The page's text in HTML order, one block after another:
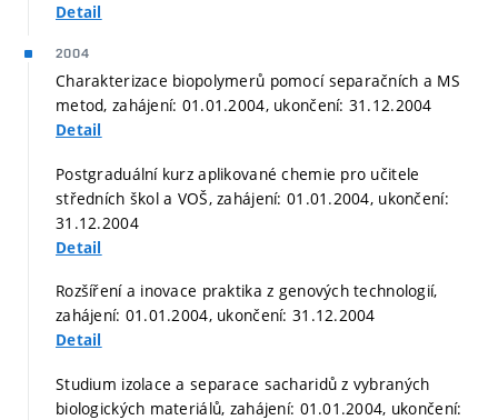
Detail
2004
Charakterizace biopolymerů pomocí separačních a MS
metod, zahájení: 01.01.2004, ukončení: 31.12.2004
Detail
Postgraduální kurz aplikované chemie pro učitele
středních škol a VOŠ, zahájení: 01.01.2004, ukončení:
31.12.2004
Detail
Rozšíření a inovace praktika z genových technologií,
zahájení: 01.01.2004, ukončení: 31.12.2004
Detail
Studium izolace a separace sacharidů z vybraných
biologických materiálů, zahájení: 01.01.2004, ukončení: